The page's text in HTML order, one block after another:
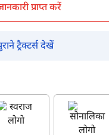
प्राप्त करें
ट्रैक्टर्स देखें